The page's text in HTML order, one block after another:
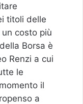
titoli delle
costo più
Borsa è
Renzi a cui
le
il
a